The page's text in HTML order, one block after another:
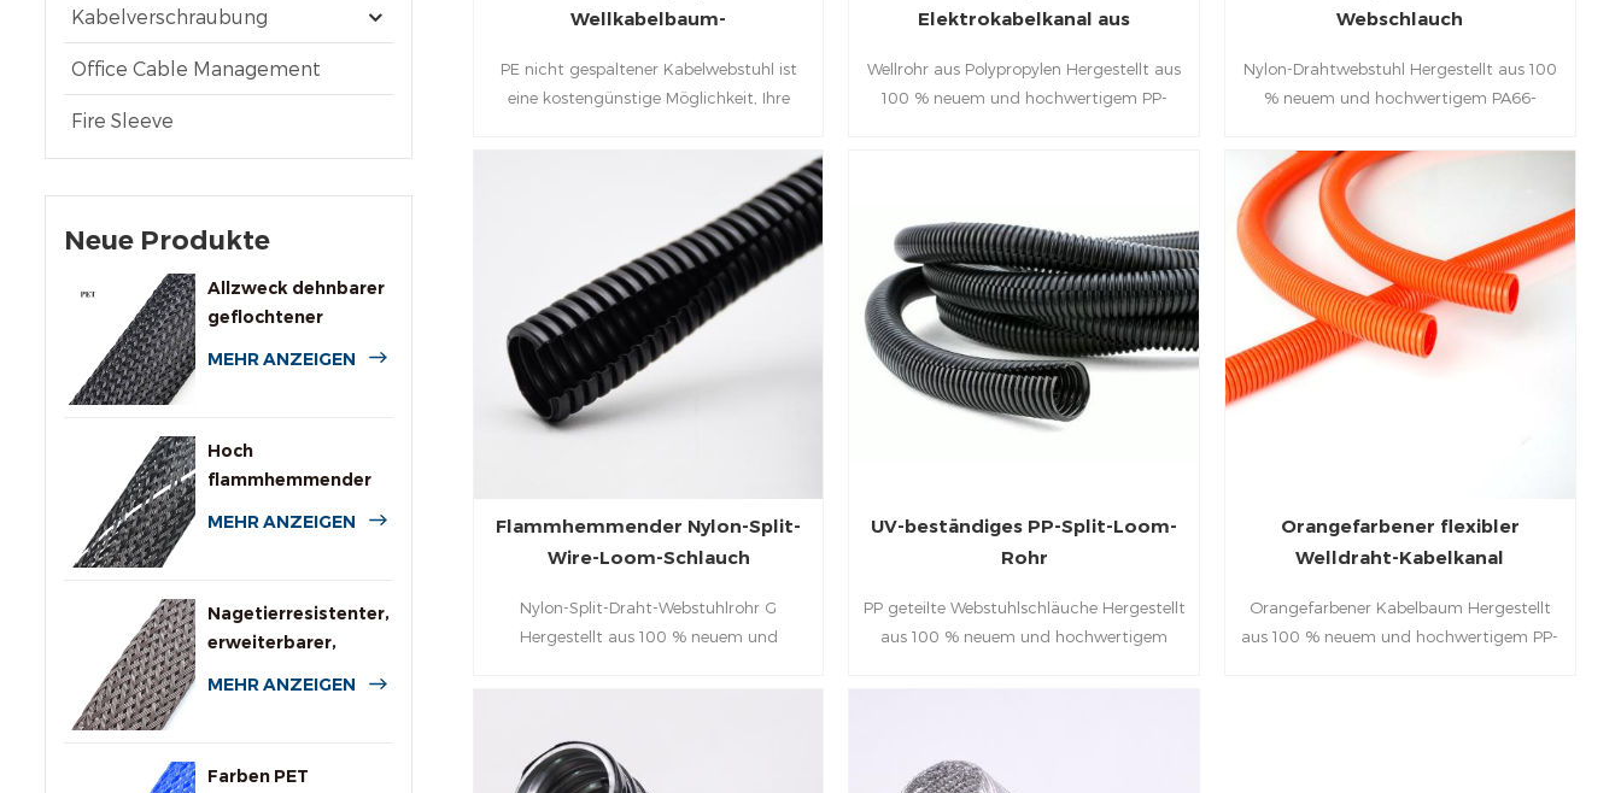
Kabelverschraubung
Office Cable Management
Fire Sleeve
Neue Produkte
Allzweck dehnbarer
geflochtener
MEHR ANZEIGEN
Hoch
flammhemmender
MEHR ANZEIGEN
Nagetierresistenter,
erweiterbarer,
MEHR ANZEIGEN
Farben PET
Wellkabelbaum-
Polyethylen
PE nicht gespaltener Kabelwebstuhl ist
eine kostengünstige Möglichkeit, Ihre
Wird zum Schutz und zur Organisation
von Kabelbäumen,
Kabelbaumbaugruppen, losen
Kabelbündeln und anderen
Kabelinstallationen verwendet.
Elektrokabelkanal aus
Wellrohr aus Polypropylen Hergestellt aus
100 % neuem und hochwertigem PP-
verwendet werden kann.
Webschlauch
Nylon-Drahtwebstuhl Hergestellt aus 100
% neuem und hochwertigem PA66-
einfach zu installieren ist und zum
Kabelanschluss in vielen Elektrogeräten
und Industriemaschinen verwendet
werden kann.
Flammhemmender Nylon-Split-
Wire-Loom-Schlauch
Nylon-Split-Draht-Webstuhlrohr G
Hergestellt aus 100 % neuem und
Elektrogeräten und Industriemaschinen
verwendet werden kann.
UV-beständiges PP-Split-Loom-
Rohr
PP geteilte Webstuhlschläuche Hergestellt
aus 100 % neuem und hochwertigem
verwendet werden kann.
Orangefarbener flexibler
Welldraht-Kabelkanal
Orangefarbener Kabelbaum Hergestellt
aus 100 % neuem und hochwertigem PP-